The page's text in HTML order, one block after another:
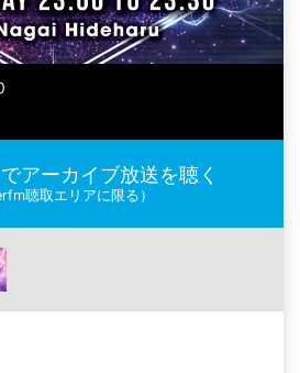
でアーカイブ放送を聴く
聴取エリアに限る）